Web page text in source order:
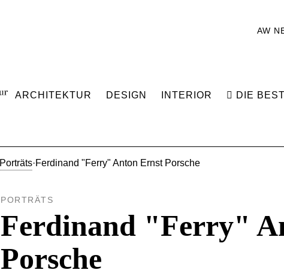
AW
ARCHITEKTUR DESIGN INTERIOR DIE
Porträts·Ferdinand "Ferry" Anton Ernst Porsche
PORTRÄTS
Ferdinand "Ferry"
Porsche